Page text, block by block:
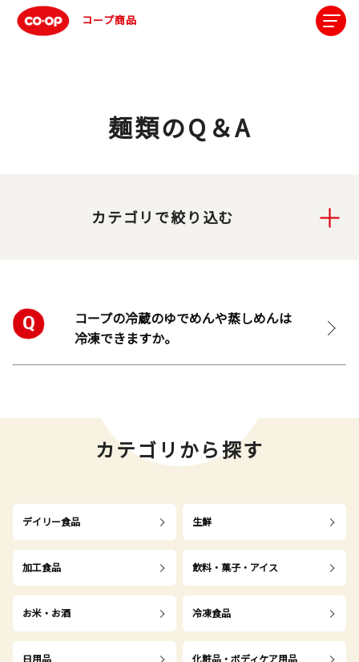
コープ商品
麺類のQ＆A
カテゴリで絞り込む
コープの冷蔵のゆでめんや蒸しめんは
冷凍できますか。
カテゴリから探す
デイリー食品 生鮮
加工食品 飲料・菓子・アイス
お米・お酒 冷凍食品
日用品 化粧品・ボディケア用品